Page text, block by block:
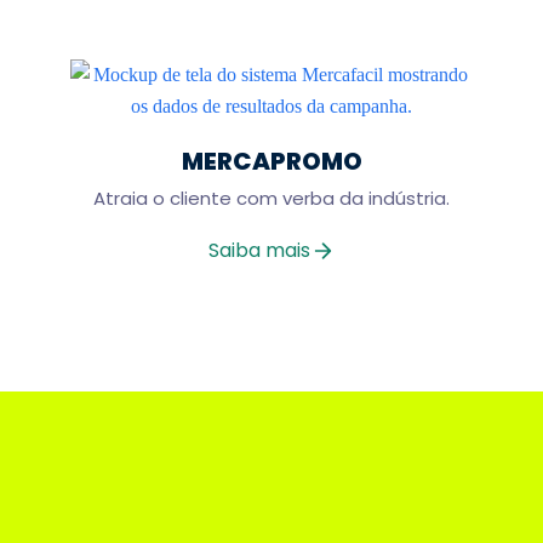
MERCAPROMO
Atraia o cliente com verba da indústria.
Saiba mais